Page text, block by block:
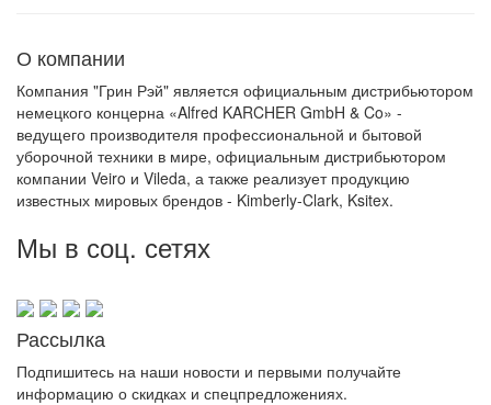
О компании
Компания "Грин Рэй" является официальным дистрибьютором
немецкого концерна «Alfred KARCHER GmbH & Co» -
ведущего производителя профессиональной и бытовой
уборочной техники в мире, официальным дистрибьютором
компании Veiro и Vileda, а также реализует продукцию
известных мировых брендов - Kimberly-Clark, Ksitex.
Мы в соц. сетях
Рассылка
Подпишитесь на наши новости и первыми получайте
информацию о скидках и спецпредложениях.